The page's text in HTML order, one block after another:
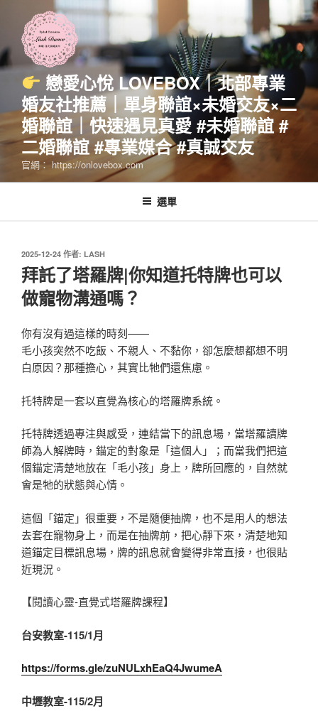
要
戀愛心悅 LOVEBOX｜北部專業
婚友社推薦｜單身聯誼×未婚交友×二
婚聯誼｜快速遇見真愛 #未婚聯誼 #
二婚聯誼 #專業媒合 #真誠交友
官網： https://onlovebox.com
選單
發
佈
於
2025-12-24 作者: LASH
拜託了塔羅牌|你知道托特牌也可以
做寵物溝通嗎？
你有沒有過這樣的時刻——
毛小孩突然不吃飯、不親人、不黏你，卻怎麼想都想不明
白原因？那種擔心，其實比牠們還焦慮。
托特牌是一套以直覺為核心的塔羅牌系統。
托特牌透過專注與感受，連結當下的訊息場，當塔羅讀牌
師為人解牌時，錨定的對象是「這個人」；而當我們把這
個錨定清楚地放在「毛小孩」身上，牌所回應的，自然就
會是牠的狀態與心情。
這個「錨定」很重要，不是隨便抽牌，也不是用人的想法
去套在寵物身上，而是在抽牌前，把心靜下來，清楚地知
道錨定目標訊息場，牌的訊息就會變得非常直接，也很貼
近現況。
【閱讀心靈-直覺式塔羅牌課程】
台安教室-115/1月
https://forms.gle/zuNULxhEaQ4JwumeA
中壢教室-115/2月